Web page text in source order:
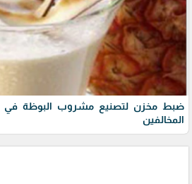
ضبط مخزن لتصنيع مشروب البوظة في
المخالفين